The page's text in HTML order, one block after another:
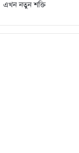
এখন নতুন শক্তি